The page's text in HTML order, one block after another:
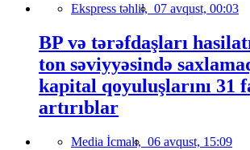
Ekspress təhlil, 07 avqust, 00:03
BP və tərəfdaşları
ton səviyyəsində
kapital qoyuluşlarını 31
artırıblar
Media İcmalı, 06 avqust, 15:09